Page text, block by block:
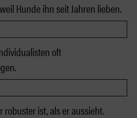
Hunde ihn seit Jahren lieben.
oft
robuster ist, als er aussieht.